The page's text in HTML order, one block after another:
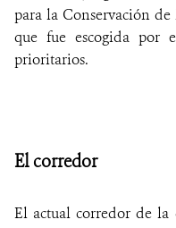
para la Conservación
que fue escogida por
prioritarios.
El corredor
El actual corredor de la